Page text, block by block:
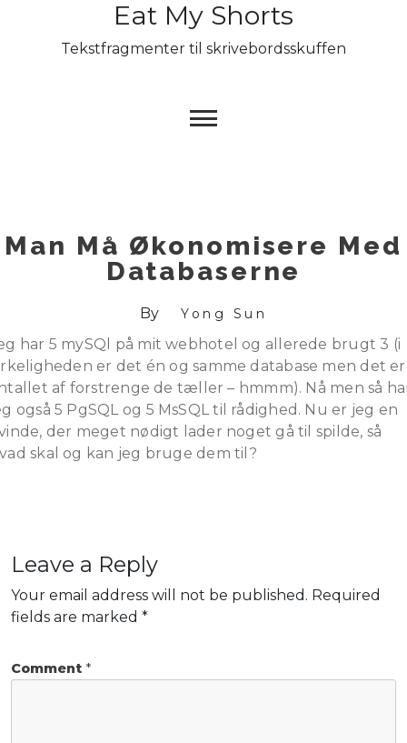
Eat My Shorts
Tekstfragmenter til skrivebordsskuffen
Man Må Økonomisere Med
Databaserne
By Yong Sun
har 5 mySQl på mit webhotel og allerede brugt 3 (i
er det én og samme database men det er
af forstrenge de tæller – hmmm). Nå men så
også 5 PgSQL og 5 MsSQL til rådighed. Nu er jeg en
der meget nødigt lader noget gå til spilde, så
skal og kan jeg bruge dem til?
Leave a Reply
Your email address will not be published. Required
fields are marked *
Comment *